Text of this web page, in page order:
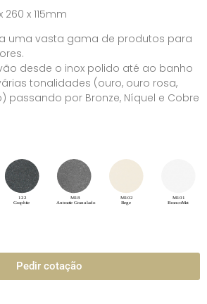
x 115mm
uma vasta gama de produtos para
desde o inox polido até ao banho
tonalidades (ouro, ouro rosa,
passando por Bronze, Níquel e Cobre
Pedir cotação